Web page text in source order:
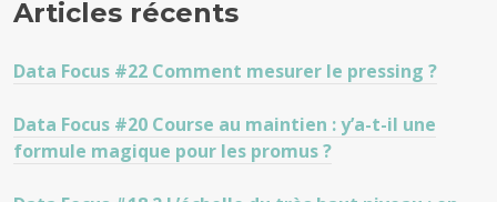
Articles récents
Data Focus #22 Comment mesurer le pressing ?
Data Focus #20 Course au maintien : y’a-t-il une
formule magique pour les promus ?